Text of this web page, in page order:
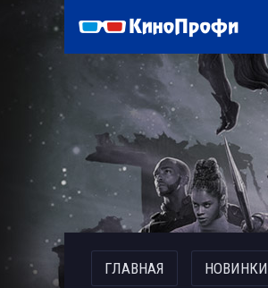
ГЛАВНАЯ НОВИНКИ